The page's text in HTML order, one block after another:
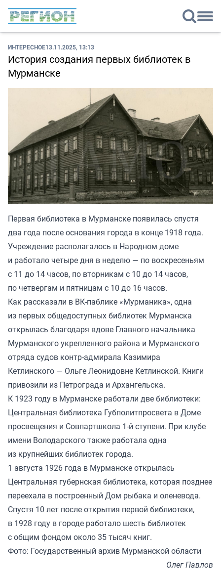
ИНТЕРЕСНОЕ13.11.2025, 13:13
История создания первых библиотек в
Мурманске
Первая библиотека в Мурманске появилась спустя
два года после основания города в конце 1918 года.
Учреждение располагалось в Народном доме
и работало четыре дня в неделю — по воскресеньям
с 11 до 14 часов, по вторникам с 10 до 14 часов,
по четвергам и пятницам с 10 до 16 часов.
Как рассказали в ВК-паблике «Мурманика», одна
из первых общедоступных библиотек Мурманска
открылась благодаря вдове Главного начальника
Мурманского укрепленного района и Мурманского
отряда судов контр-адмирала Казимира
Кетлинского — Ольге Леонидовне Кетлинской. Книги
привозили из Петрограда и Архангельска.
К 1923 году в Мурманске работали две библиотеки:
Центральная библиотека Губполитпросвета в Доме
просвещения и Совпартшкола 1-й ступени. При клубе
имени Володарского также работала одна
из крупнейших библиотек города.
1 августа 1926 года в Мурманске открылась
Центральная губернская библиотека, которая позднее
переехала в построенный Дом рыбака и оленевода.
Спустя 10 лет после открытия первой библиотеки,
в 1928 году в городе работало шесть библиотек
с общим фондом около 35 тысяч книг.
Фото: Государственный архив Мурманской области
Олег Павлов